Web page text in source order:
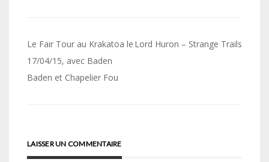
Navigation
de
l’article
Le Fair Tour au Krakatoa le
17/04/15, avec Baden
Baden et Chapelier Fou
Lord Huron – Strange Trails
LAISSER UN COMMENTAIRE